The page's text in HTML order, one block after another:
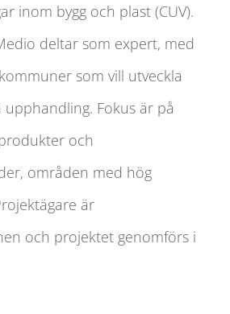
inom bygg och plast (CUV).
deltar som expert, med
som vill utveckla
Fokus är på
och
områden med hög
är
och projektet genomförs i